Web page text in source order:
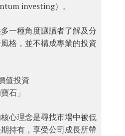
investing）。
一種角度讓讀者了解及分
格，並不構成專業的投資
值投資
石」
心理念是尋找市場中被低
持有，享受公司成長所帶